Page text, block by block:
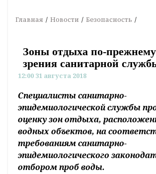
Главная Новости Безопасность
Зоны отдыха по-
зрения санитарной
12:00 31 августа 2018
Специалисты санитарно-
эпидемиологической службы
оценку зон отдыха,
водных объектов, на
требованиям санитарно-
эпидемиологического
отбором проб воды.